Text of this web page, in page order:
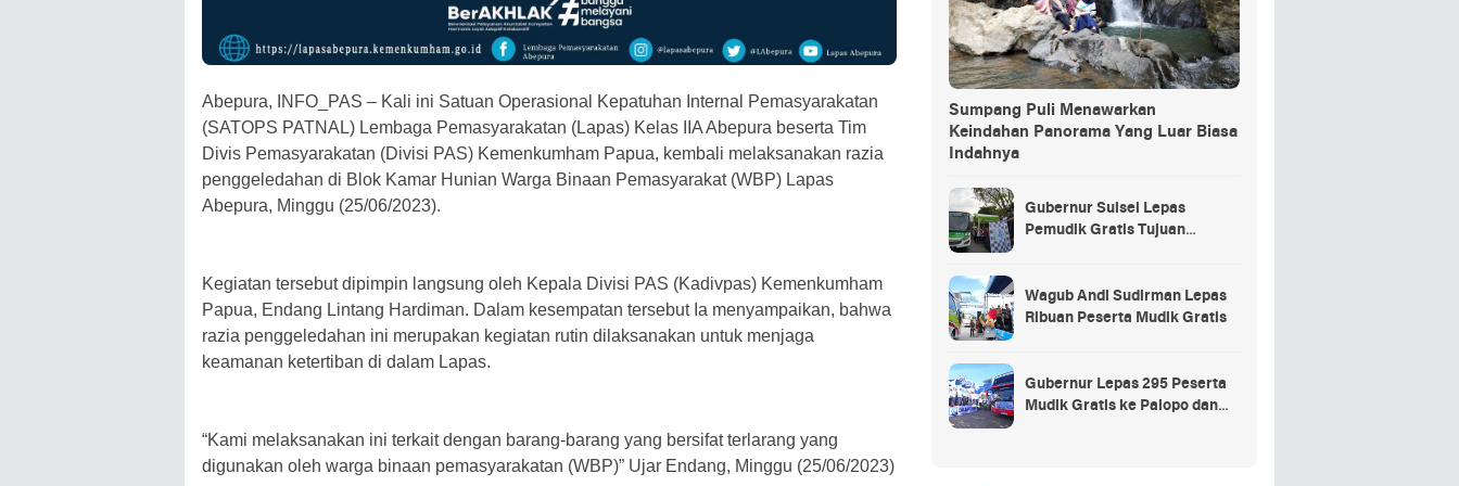
Abepura, INFO_PAS – Kali ini Satuan Operasional Kepatuhan Internal Pemasyarakatan
(SATOPS PATNAL) Lembaga Pemasyarakatan (Lapas) Kelas IIA Abepura beserta Tim
Divis Pemasyarakatan (Divisi PAS) Kemenkumham Papua, kembali melaksanakan razia
penggeledahan di Blok Kamar Hunian Warga Binaan Pemasyarakat (WBP) Lapas
Abepura, Minggu (25/06/2023).
Kegiatan tersebut dipimpin langsung oleh Kepala Divisi PAS (Kadivpas) Kemenkumham
Papua, Endang Lintang Hardiman. Dalam kesempatan tersebut Ia menyampaikan, bahwa
razia penggeledahan ini merupakan kegiatan rutin dilaksanakan untuk menjaga
keamanan ketertiban di dalam Lapas.
“Kami melaksanakan ini terkait dengan barang-barang yang bersifat terlarang yang
digunakan oleh warga binaan pemasyarakatan (WBP)” Ujar Endang, Minggu (25/06/2023)
Sumpang Puli Menawarkan
Keindahan Panorama Yang Luar Biasa
Indahnya
Gubernur Sulsel Lepas
Pemudik Gratis Tujuan
Wagub Andi Sudirman Lepas
Ribuan Peserta Mudik Gratis
Gubernur Lepas 295 Peserta
Mudik Gratis ke Palopo dan